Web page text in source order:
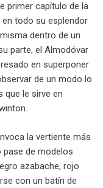
primer capítulo de la
en todo su esplendor
dentro de un
parte, el Almodóvar
en superponer
de un modo lo
que le sirve en
la vertiente más
de modelos
azabache, rojo
con un batín de